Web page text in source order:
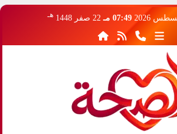
07:49 مـ 22 صفر 1448 هـ